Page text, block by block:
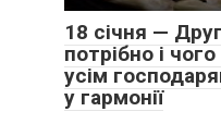
18 січня —
потрібно і
усім
у гармонії